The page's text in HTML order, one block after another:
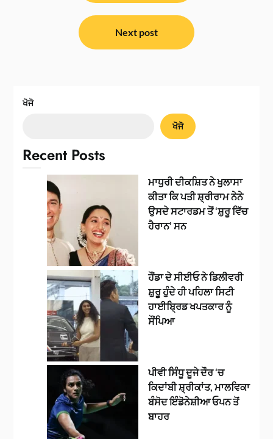
Next post
ਖੋਜੋ
ਖੋਜੋ
Recent Posts
ਮਾਧੁਰੀ ਦੀਕਸ਼ਿਤ ਨੇ ਖੁਲਾਸਾ
ਕੀਤਾ ਕਿ ਪਤੀ ਸ਼੍ਰੀਰਾਮ ਨੇਨੇ
ਉਸਦੇ ਸਟਾਰਡਮ ਤੋਂ ‘ਸ਼ੁਰੂ ਵਿੱਚ
ਹੈਰਾਨ’ ਸਨ
ਹੌਂਡਾ ਦੇ ਸੀਈਓ ਨੇ ਡਿਲੀਵਰੀ
ਸ਼ੁਰੂ ਹੁੰਦੇ ਹੀ ਪਹਿਲਾ ਸਿਟੀ
ਹਾਈਬ੍ਰਿਡ ਖਪਤਕਾਰ ਨੂੰ
ਸੌਂਪਿਆ
ਪੀਵੀ ਸਿੰਧੂ ਦੂਜੇ ਦੌਰ ‘ਚ
ਕਿਦਾਂਬੀ ਸ਼੍ਰੀਕਾਂਤ, ਮਾਲਵਿਕਾ
ਬੰਸੋਦ ਇੰਡੋਨੇਸ਼ੀਆ ਓਪਨ ਤੋਂ
ਬਾਹਰ